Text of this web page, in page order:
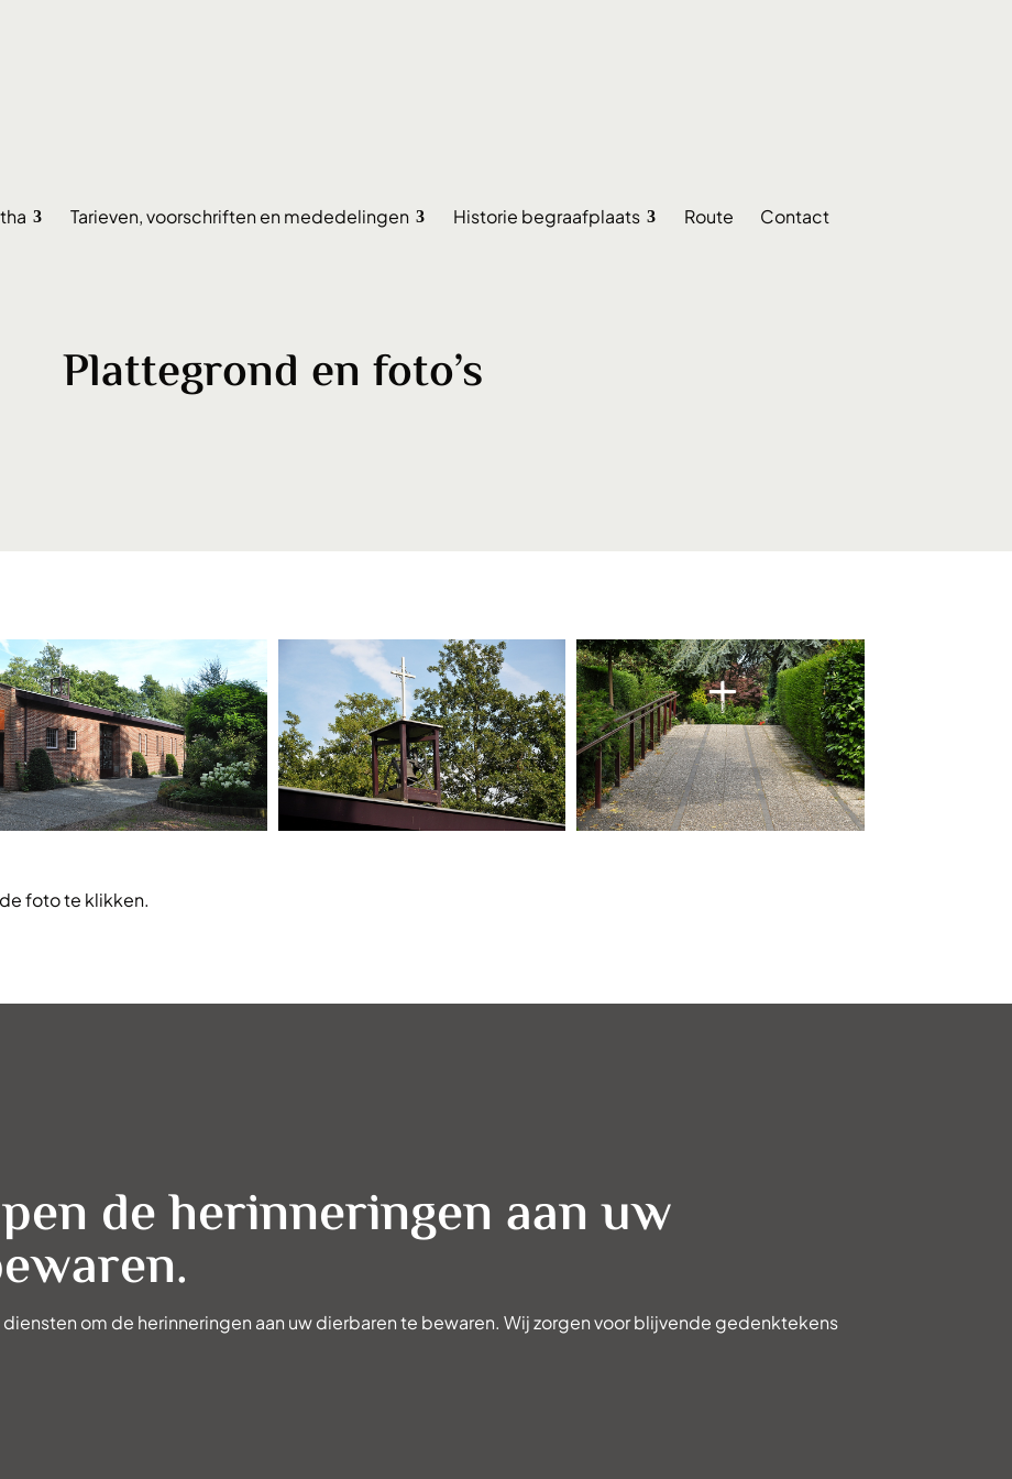
Tarieven, voorschriften en mededelingen Historie begraafplaats Route Contact
Plattegrond en foto’s
foto te klikken.
de herinneringen aan uw
om de herinneringen aan uw dierbaren te bewaren. Wij zorgen voor blijvende gedenktekens